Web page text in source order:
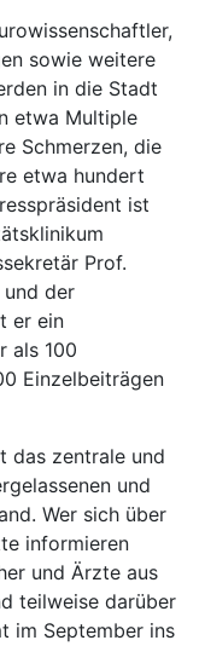
sowie weitere
in die Stadt
etwa Multiple
Schmerzen, die
etwa hundert
ist
Prof.
und der
er ein
als 100
Einzelbeiträgen
das zentrale und
und
Wer sich über
informieren
und Ärzte aus
teilweise darüber
im September ins